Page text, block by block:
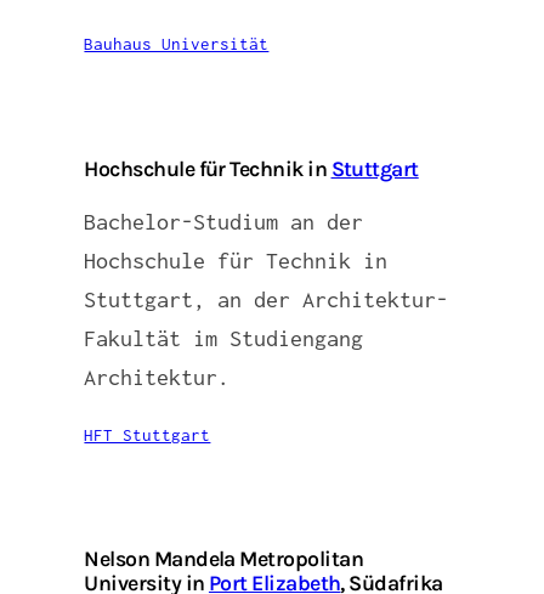
Bauhaus Universität
Hochschule für Technik in Stuttgart
Bachelor-Studium an der
Hochschule für Technik in
Stuttgart, an der Architektur-
Fakultät im Studiengang
Architektur.
HFT Stuttgart
Nelson Mandela Metropolitan
University in Port Elizabeth, Südafrika